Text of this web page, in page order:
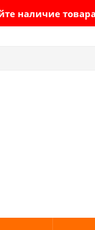
наличие